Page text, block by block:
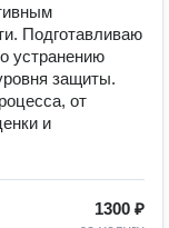
Подготавливаю
устранению
защиты.
от
и
1300 ₽